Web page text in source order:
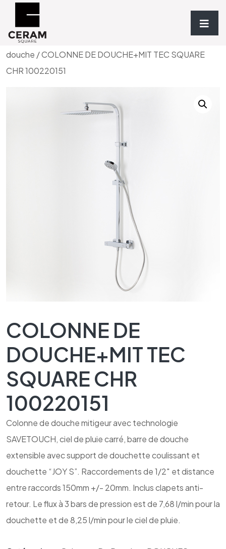
Accueil/Robinetterie
douche / COLONNE DE DOUCHE+MIT TEC SQUARE
CHR 100220151
COLONNE DE
DOUCHE+MIT TEC
SQUARE CHR
100220151
Colonne de douche mitigeur avec technologie
SAVETOUCH, ciel de pluie carré, barre de douche
extensible avec support de douchette coulissant et
douchette “JOY S”. Raccordements de 1/2″ et distance
entre raccords 150mm +/- 20mm. Inclus clapets anti-
retour. Le flux à 3 bars de pression est de 7,68 l/min pour la
douchette et de 8,25 l/min pour le ciel de pluie.